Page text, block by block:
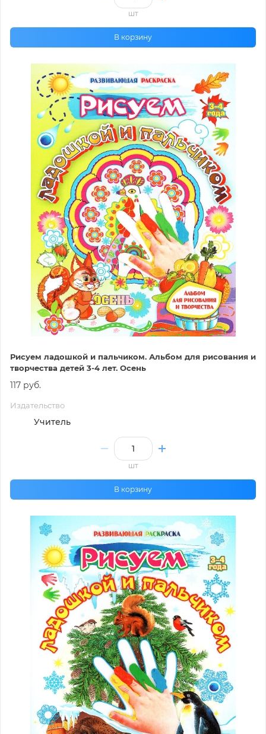
шт
В корзину
Рисуем ладошкой и пальчиком. Альбом для рисования и
творчества детей 3-4 лет. Осень
117 руб.
Издательство
Учитель
шт
В корзину